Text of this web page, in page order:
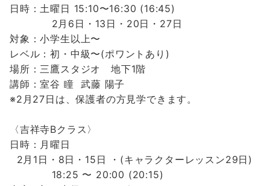
日時：土曜日 15:10〜16:30 (16:45)
2月6日・13日・20日・27日
対象：小学生以上〜
レベル：初・中級〜(ポワントあり)
場所：三鷹スタジオ 地下1階
講師：室谷 瞳 武藤 陽子
※2月27日は、保護者の方見学できます。
〈吉祥寺Bクラス〉
日時：月曜日
2月1日・8日・15日 ・(キャラクターレッスン29日)
18:25 〜 20:00 (20:15)